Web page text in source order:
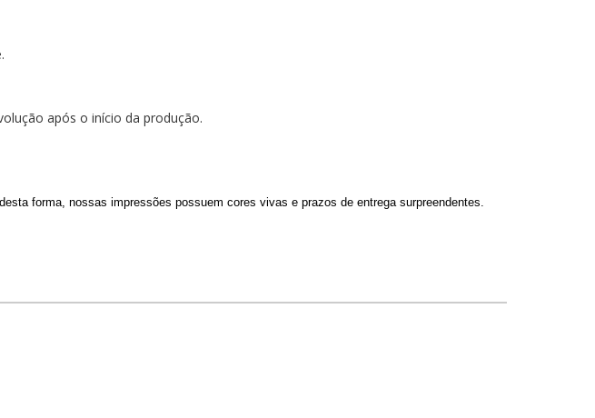
após o início da produção.
forma, nossas impressões possuem cores vivas e prazos de entrega surpreendentes.